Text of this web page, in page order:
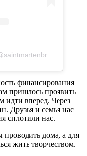
A post shared by Saint Martén (@saintmartenbrand)
финансирования
пришлось проявить
идти вперед. Через
Друзья и семья нас
сплотили нас.
дома, а для
жить творчеством.